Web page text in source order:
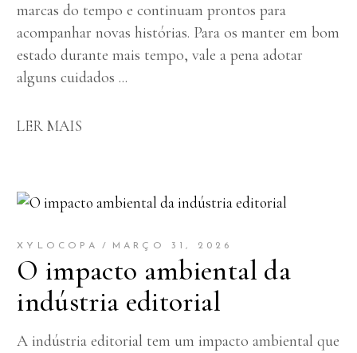
marcas do tempo e continuam prontos para
acompanhar novas histórias. Para os manter em bom
estado durante mais tempo, vale a pena adotar
alguns cuidados
LER MAIS
XYLOCOPA MARÇO 31, 2026
O impacto ambiental da
indústria editorial
A indústria editorial tem um impacto ambiental que